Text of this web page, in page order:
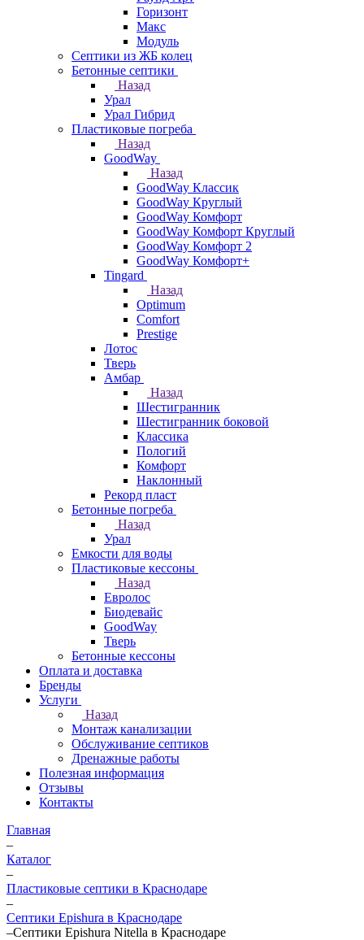
Горизонт
Макс
Модуль
Септики из ЖБ колец
Бетонные септики
Назад
Урал
Урал Гибрид
Пластиковые погреба
Назад
GoodWay
Назад
GoodWay Классик
GoodWay Круглый
GoodWay Комфорт
GoodWay Комфорт Круглый
GoodWay Комфорт 2
GoodWay Комфорт+
Tingard
Назад
Optimum
Comfort
Prestige
Лотос
Тверь
Амбар
Назад
Шестигранник
Шестигранник боковой
Классика
Пологий
Комфорт
Наклонный
Рекорд пласт
Бетонные погреба
Назад
Урал
Емкости для воды
Пластиковые кессоны
Назад
Евролос
Биодевайс
GoodWay
Тверь
Бетонные кессоны
Оплата и доставка
Бренды
Услуги
Назад
Монтаж канализации
Обслуживание септиков
Дренажные работы
Полезная информация
Отзывы
Контакты
Главная
–
Каталог
–
Пластиковые септики в Краснодаре
–
Септики Epishura в Краснодаре
–Септики Epishura Nitella в Краснодаре